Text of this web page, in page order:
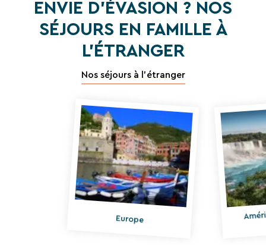
RECHERCHER
Une destination, un hôtel...
ENVIE D'ÉVASION ? NOS
SÉJOURS EN FAMILLE À
L'ÉTRANGER
Nos séjours à l'étranger
Europe